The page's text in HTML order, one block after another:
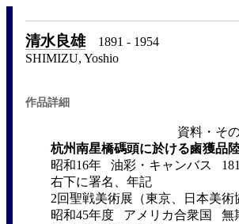
清水良雄1891 - 1954
SHIMIZU, Yoshio
作品詳細
資料・そ
杭州南星橋碼頭に於ける鹵獲品
昭和16年 油彩・キャンバス
右下に署名、年記
2回聖戦美術展（東京、日本美術
昭和45年度 アメリカ合衆国 無